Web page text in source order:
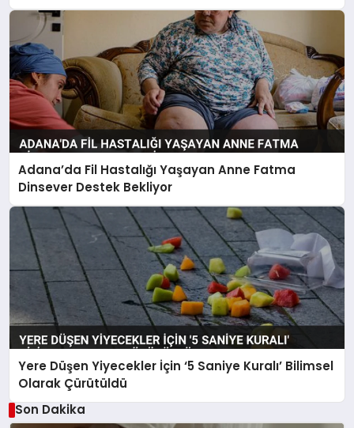
Adana’da Fil Hastalığı Yaşayan Anne Fatma
Dinsever Destek Bekliyor
Yere Düşen Yiyecekler İçin ‘5 Saniye Kuralı’ Bilimsel
Olarak Çürütüldü
Son Dakika